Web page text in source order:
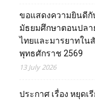
ขอแสดงความยินดีกั
มัธยมศึกษาตอนปลา
ไทยและมารยาทใน
พุทธศักราช 2569
13 July 2026
ประกาศ เรื่อง หยุด